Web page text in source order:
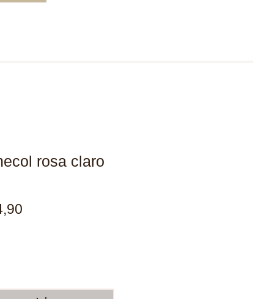
rosa claro